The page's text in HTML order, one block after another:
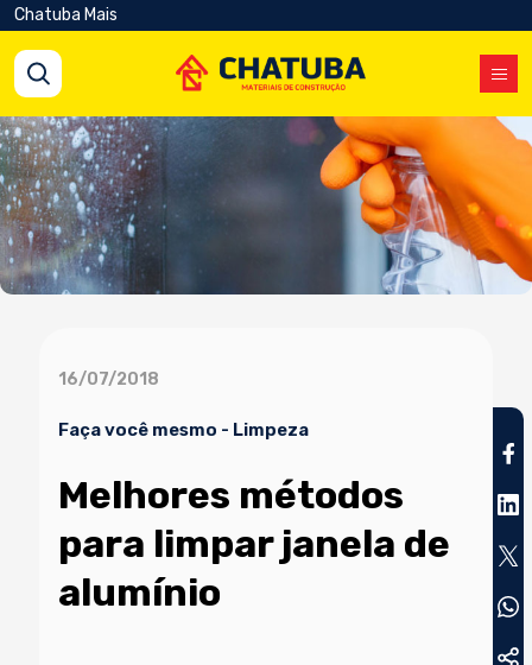
Chatuba Mais
16/07/2018
Faça você mesmo - Limpeza
Melhores métodos
para limpar janela de
alumínio